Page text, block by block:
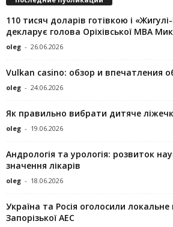
110 тисяч доларів готівкою і
декларує голова Оріхівської МВА
oleg - 26.06.2026
Vulkan casino: обзор и впечатления
oleg - 24.06.2026
Як правильно вибрати дитяче
oleg - 19.06.2026
Андрологія та урологія: розвиток
значення лікарів
oleg - 18.06.2026
Україна та Росія оголосили локальне
Запорізької АЕС